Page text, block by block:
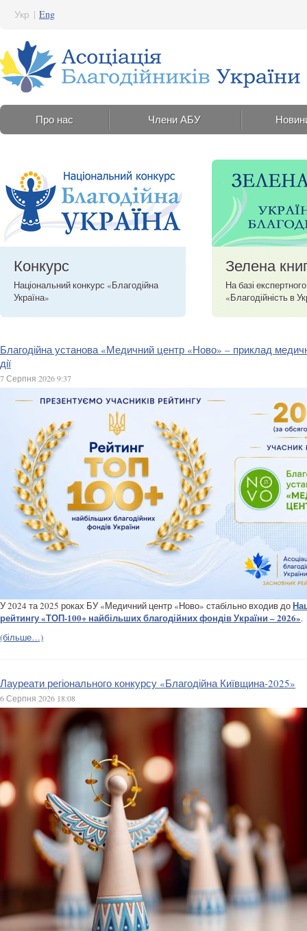
Укр | Eng
Про нас Члени АБУ
Конкурс
Національний конкурс «Благодійна
Україна»
Зелена
На базі
«Благодійність в
Благодійна установа «Медичний центр «Ново» – приклад
дії
7 Серпня 2026 9:37
У 2024 та 2025 роках БУ «Медичний центр «Ново» стабільно входив до
рейтингу «ТОП-100+ найбільших благодійних фондів України – 2026».
(більше…)
Лауреати регіонального конкурсу «Благодійна Київщина-2025»
6 Серпня 2026 18:08